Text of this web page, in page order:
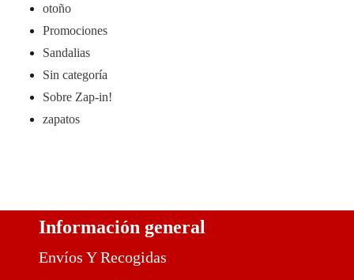
otoño
Promociones
Sandalias
Sin categoría
Sobre Zap-in!
zapatos
Información general
Envíos Y Recogidas